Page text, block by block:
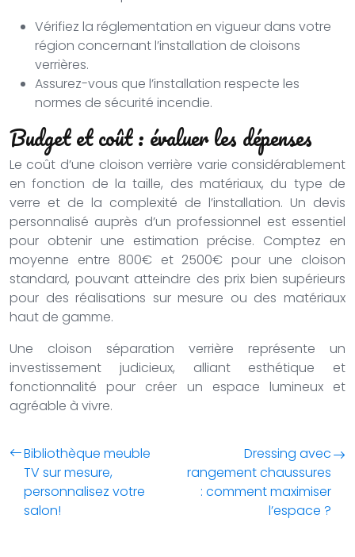
Vérifiez la réglementation en vigueur dans votre
région concernant l’installation de cloisons
verrières.
Assurez-vous que l’installation respecte les
normes de sécurité incendie.
Budget et coût : évaluer les dépenses
Le coût d’une cloison verrière varie considérablement
en fonction de la taille, des matériaux, du type de
verre et de la complexité de l’installation. Un devis
personnalisé auprès d’un professionnel est essentiel
pour obtenir une estimation précise. Comptez en
moyenne entre 800€ et 2500€ pour une cloison
standard, pouvant atteindre des prix bien supérieurs
pour des réalisations sur mesure ou des matériaux
haut de gamme.
Une cloison séparation verrière représente un
investissement judicieux, alliant esthétique et
fonctionnalité pour créer un espace lumineux et
agréable à vivre.
Bibliothèque meuble
TV sur mesure,
personnalisez votre
salon!
Dressing avec
rangement chaussures
: comment maximiser
l’espace ?